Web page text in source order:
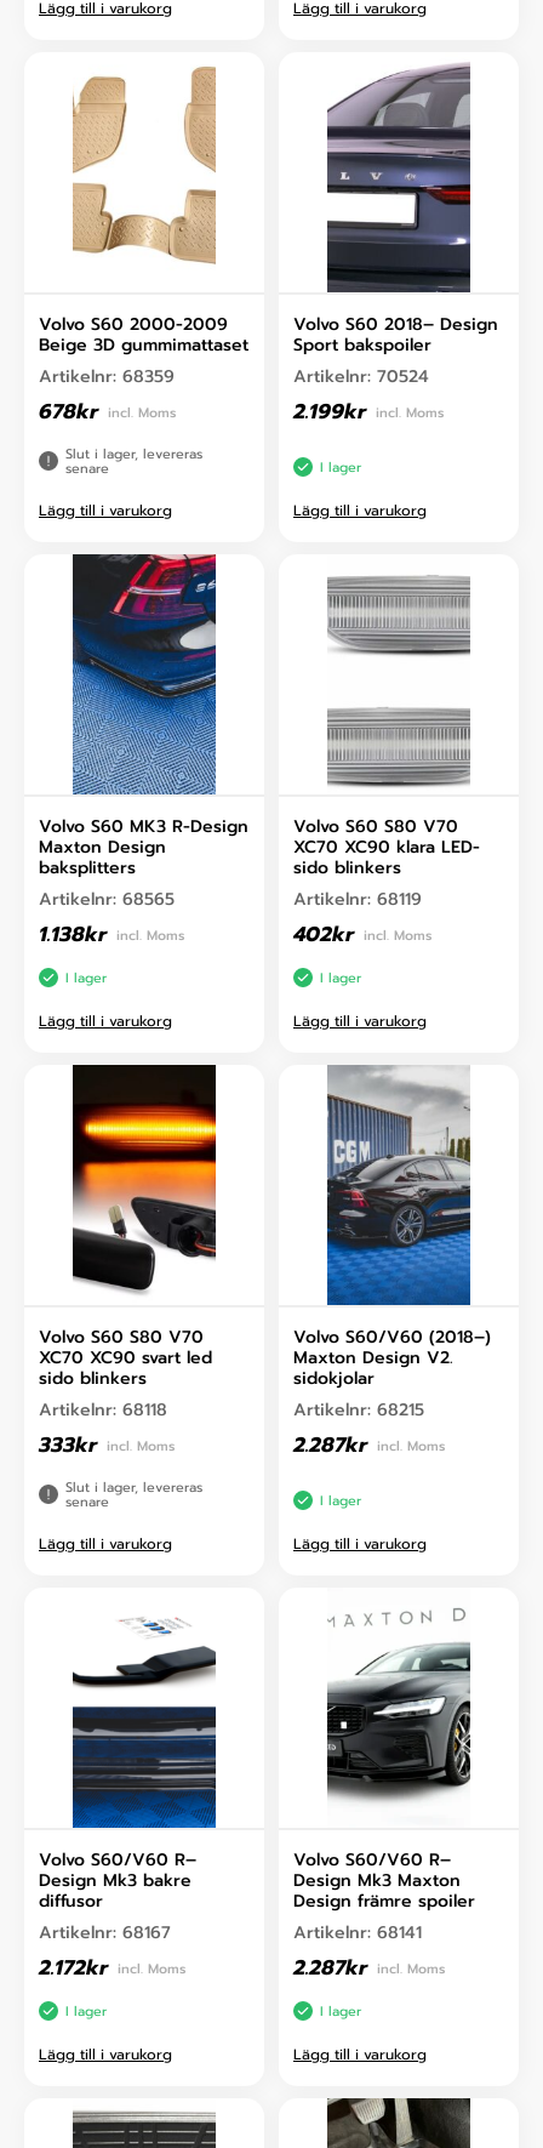
Lägg till i varukorg Lägg till i varukorg
Volvo S60 2000-2009
Beige 3D gummimattaset
Artikelnr: 68359
678kr incl. Moms
Slut i lager, levereras
senare
Lägg till i varukorg
Volvo S60 2018– Design
Sport bakspoiler
Artikelnr: 70524
2.199kr incl. Moms
I lager
Lägg till i varukorg
Volvo S60 MK3 R-Design
Maxton Design
baksplitters
Artikelnr: 68565
1.138kr incl. Moms
I lager
Lägg till i varukorg
Volvo S60 S80 V70
XC70 XC90 klara LED-
sido blinkers
Artikelnr: 68119
402kr incl. Moms
I lager
Lägg till i varukorg
Volvo S60 S80 V70
XC70 XC90 svart led
sido blinkers
Artikelnr: 68118
333kr incl. Moms
Slut i lager, levereras
senare
Lägg till i varukorg
Volvo S60/V60 (2018–)
Maxton Design V2.
sidokjolar
Artikelnr: 68215
2.287kr incl. Moms
I lager
Lägg till i varukorg
Volvo S60/V60 R–
Design Mk3 bakre
diffusor
Artikelnr: 68167
2.172kr incl. Moms
I lager
Lägg till i varukorg
Volvo S60/V60 R–
Design Mk3 Maxton
Design främre spoiler
Artikelnr: 68141
2.287kr incl. Moms
I lager
Lägg till i varukorg